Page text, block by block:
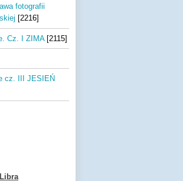
fotografii
[2216]
Cz. I ZIMA[2115]
cz. III JESIEŃ